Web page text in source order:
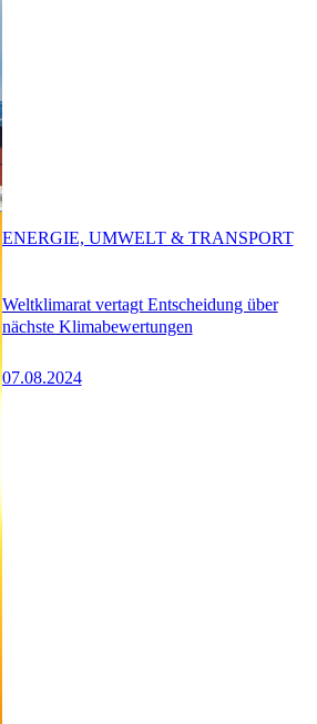
Weltklimarat vertagt Entscheidung über
nächste Klimabewertungen
07.08.2024
ENERGIE, UMWELT & TRANSPORT